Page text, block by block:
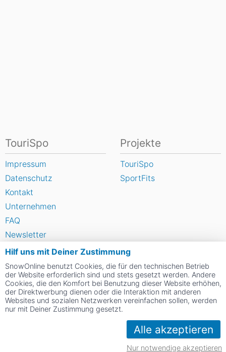
Hilf uns mit Deiner Zustimmung
SnowOnline benutzt Cookies, die für den technischen Betrieb
der Website erforderlich sind und stets gesetzt werden. Andere
Cookies, die den Komfort bei Benutzung dieser Website erhöhen,
der Direktwerbung dienen oder die Interaktion mit anderen
Websites und sozialen Netzwerken vereinfachen sollen, werden
nur mit Deiner Zustimmung gesetzt.
Alle akzeptieren
Nur notwendige akzeptieren
TouriSpo
Impressum
Datenschutz
Kontakt
Unternehmen
FAQ
Newsletter
Widget
Umfragen
Skigebiet bewerten
Projekte
TouriSpo
SportFits
Social Web